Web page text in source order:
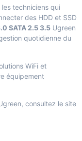
techniciens qui
des HDD et SSD
SATA 2.5 3.5 Ugreen
quotidienne du
WiFi et
équipement
consultez le site